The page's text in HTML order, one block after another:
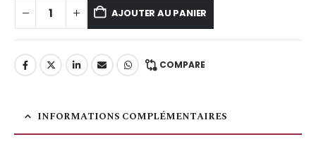
AJOUTER AU PANIER
COMPARE
INFORMATIONS COMPLÉMENTAIRES